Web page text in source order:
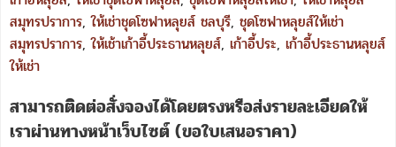
สมุทรปราการ, ให้เช่าชุดโซฟาหลุยส์ ชลบุรี, ชุดโซฟาหลุยส์ให้เช่า
สมุทรปราการ, ให้เช้าเก้าอี้ประธานหลุยส์, เก้าอี้ประ, เก้าอี้ประธานหลุยส์
ให้เช่า
สามารถติดต่อสั่งจองได้โดยตรงหรือส่งรายละเอียดให้
เราผ่านทางหน้าเว็บไซต์ (ขอใบเสนอราคา)